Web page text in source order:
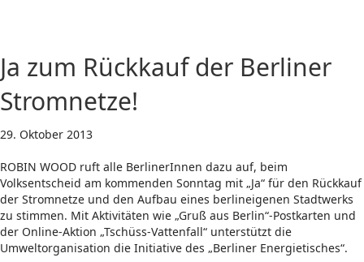
Ja zum Rückkauf der Berliner
Stromnetze!
29. Oktober 2013
ROBIN WOOD ruft alle BerlinerInnen dazu auf, beim
Volksentscheid am kommenden Sonntag mit „Ja“ für den Rückkauf
der Stromnetze und den Aufbau eines berlineigenen Stadtwerks
zu stimmen. Mit Aktivitäten wie „Gruß aus Berlin“-Postkarten und
der Online-Aktion „Tschüss-Vattenfall“ unterstützt die
Umweltorganisation die Initiative des „Berliner Energietisches“.